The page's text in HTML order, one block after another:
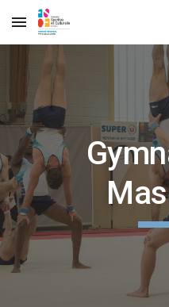
Skip to main content